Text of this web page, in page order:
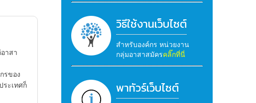
าสา
รของ
ระเทศก็
วิธีใช้งานเว็บไซต์
สำหรับองค์กร หน่วยงาน
กลุ่มอาสาสมัครคลิ๊กที่นี่
พาทัวร์เว็บไซต์